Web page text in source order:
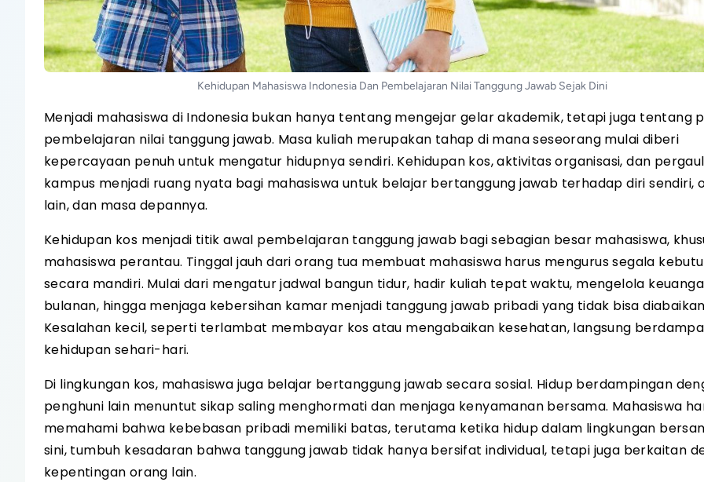
Kehidupan Mahasiswa Indonesia Dan Pembelajaran Nilai Tanggung Jawab Sejak Dini
Menjadi mahasiswa di Indonesia bukan hanya tentang mengejar gelar akademik, tetapi juga tentang
pembelajaran nilai tanggung jawab. Masa kuliah merupakan tahap di mana seseorang mulai diberi
kepercayaan penuh untuk mengatur hidupnya sendiri. Kehidupan kos, aktivitas organisasi, dan
kampus menjadi ruang nyata bagi mahasiswa untuk belajar bertanggung jawab terhadap diri sendiri,
lain, dan masa depannya.
Kehidupan kos menjadi titik awal pembelajaran tanggung jawab bagi sebagian besar mahasiswa,
mahasiswa perantau. Tinggal jauh dari orang tua membuat mahasiswa harus mengurus segala
secara mandiri. Mulai dari mengatur jadwal bangun tidur, hadir kuliah tepat waktu, mengelola
bulanan, hingga menjaga kebersihan kamar menjadi tanggung jawab pribadi yang tidak bisa
Kesalahan kecil, seperti terlambat membayar kos atau mengabaikan kesehatan, langsung
kehidupan sehari-hari.
Di lingkungan kos, mahasiswa juga belajar bertanggung jawab secara sosial. Hidup berdampingan
penghuni lain menuntut sikap saling menghormati dan menjaga kenyamanan bersama. Mahasiswa
memahami bahwa kebebasan pribadi memiliki batas, terutama ketika hidup dalam lingkungan
sini, tumbuh kesadaran bahwa tanggung jawab tidak hanya bersifat individual, tetapi juga berkaitan
kepentingan orang lain.